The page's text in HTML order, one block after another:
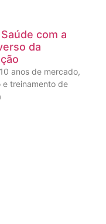
com a
da
anos de mercado,
treinamento de